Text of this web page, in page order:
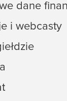
dane
i webcasty